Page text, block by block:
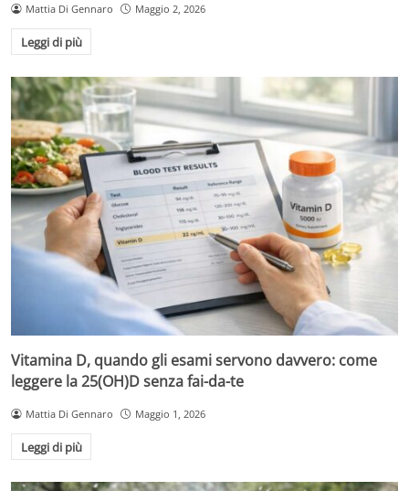
Mattia Di Gennaro Maggio 2, 2026
Leggi di più
Vitamina D, quando gli esami servono davvero: come
leggere la 25(OH)D senza fai-da-te
Mattia Di Gennaro Maggio 1, 2026
Leggi di più